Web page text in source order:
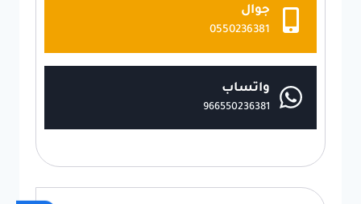
جوال
0550236381
واتساب
966550236381